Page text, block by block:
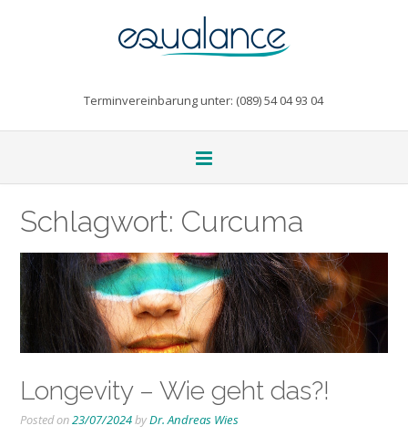
Terminvereinbarung unter: (089) 54 04 93 04
Schlagwort: Curcuma
Longevity – Wie geht das?!
Posted on23/07/2024byDr. Andreas Wies